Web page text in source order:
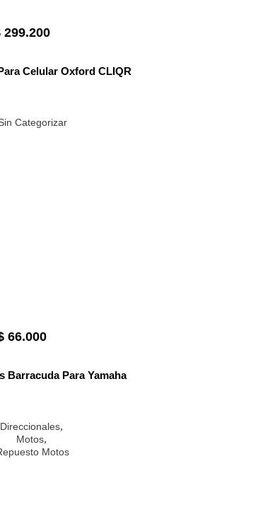
299.200
Celular Oxford CLIQR
Categorizar
66.000
Barracuda Para Yamaha
Direccionales,
Motos,
Motos